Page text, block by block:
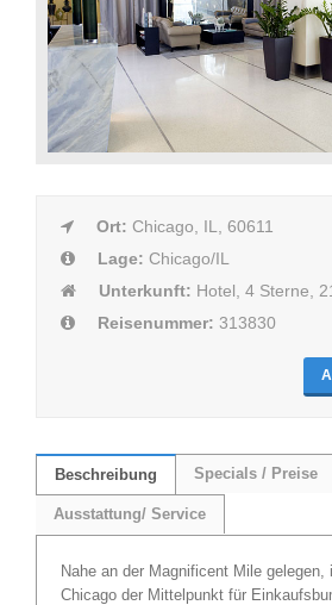
Ort: Chicago, IL, 60611
Lage: Chicago/IL
Unterkunft: Hotel, 4 Sterne,
Reisenummer: 313830
Beschreibung Specials / Preise
Ausstattung/ Service
Nahe an der Magnificent Mile gelegen,
Chicago der Mittelpunkt für